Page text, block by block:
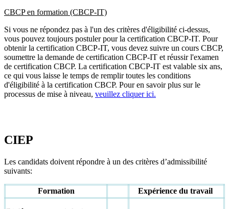
CBCP en formation (CBCP-IT)
Si vous ne répondez pas à l'un des critères d'éligibilité ci-dessus,
vous pouvez toujours postuler pour la certification CBCP-IT. Pour
obtenir la certification CBCP-IT, vous devez suivre un cours CBCP,
soumettre la demande de certification CBCP-IT et réussir l'examen
de certification CBCP. La certification CBCP-IT est valable six ans,
ce qui vous laisse le temps de remplir toutes les conditions
d'éligibilité à la certification CBCP. Pour en savoir plus sur le
processus de mise à niveau, veuillez cliquer ici.
CIEP
Les candidats doivent répondre à un des critères d’admissibilité
suivants:
Formation Expérience du travail